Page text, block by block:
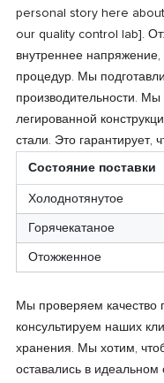
personal story here
our quality control lab].
внутреннее
процедур. Мы
производительности. Мы
легированной
стали. Это гарантирует,
Состояние поставки
Холоднотянутое
Горячекатаное
Отожженное
Мы проверяем качество
консультируем наших
хранения. Мы хотим,
оставались в идеальном